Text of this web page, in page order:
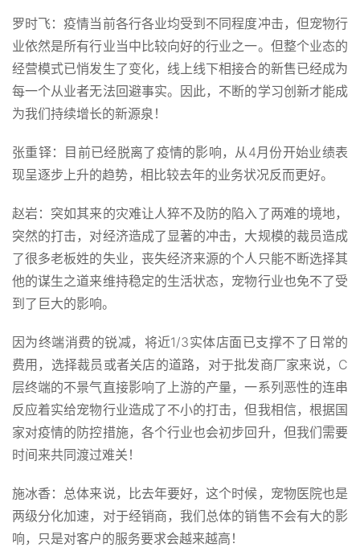
罗时飞：疫情当前各行各业均受到不同程度冲击，但宠物行
业依然是所有行业当中比较向好的行业之一。但整个业态的
经营模式已悄发生了变化，线上线下相接合的新售已经成为
每一个从业者无法回避事实。因此，不断的学习创新才能成
为我们持续增长的新源泉！
张重铎：目前已经脱离了疫情的影响，从4月份开始业绩表
现呈逐步上升的趋势，相比较去年的业务状况反而更好。
赵岩：突如其来的灾难让人猝不及防的陷入了两难的境地，
突然的打击，对经济造成了显著的冲击，大规模的裁员造成
了很多老板姓的失业，丧失经济来源的个人只能不断选择其
他的谋生之道来维持稳定的生活状态，宠物行业也免不了受
到了巨大的影响。
因为终端消费的锐减，将近1/3实体店面已支撑不了日常的
费用，选择裁员或者关店的道路，对于批发商厂家来说，C
层终端的不景气直接影响了上游的产量，一系列恶性的连串
反应着实给宠物行业造成了不小的打击，但我相信，根据国
家对疫情的防控措施，各个行业也会初步回升，但我们需要
时间来共同渡过难关！
施冰香：总体来说，比去年要好，这个时候，宠物医院也是
两级分化加速，对于经销商，我们总体的销售不会有大的影
响，只是对客户的服务要求会越来越高！